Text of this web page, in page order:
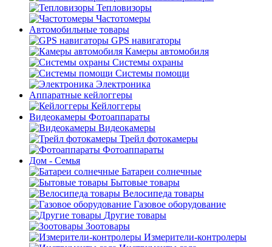
Тепловизоры
Частотомеры
Автомобильные товары
GPS навигаторы
Камеры автомобиля
Системы охраны
Системы помощи
Электроника
Аппаратные кейлоггеры
Кейлоггеры
Видеокамеры Фотоаппараты
Видеокамеры
Трейл фотокамеры
Фотоаппараты
Дом - Семья
Батареи солнечные
Бытовые товары
Велосипеда товары
Газовое оборудование
Другие товары
Зоотовары
Измерители-контролеры